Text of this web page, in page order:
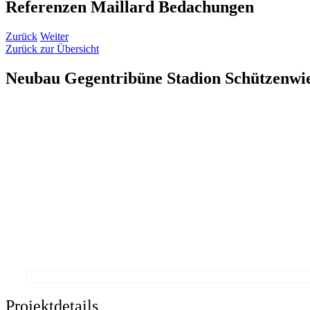
Referenzen Maillard Bedachungen
Zurück Weiter
Zurück zur Übersicht
Neubau Gegentribüne Stadion
Projektdetails